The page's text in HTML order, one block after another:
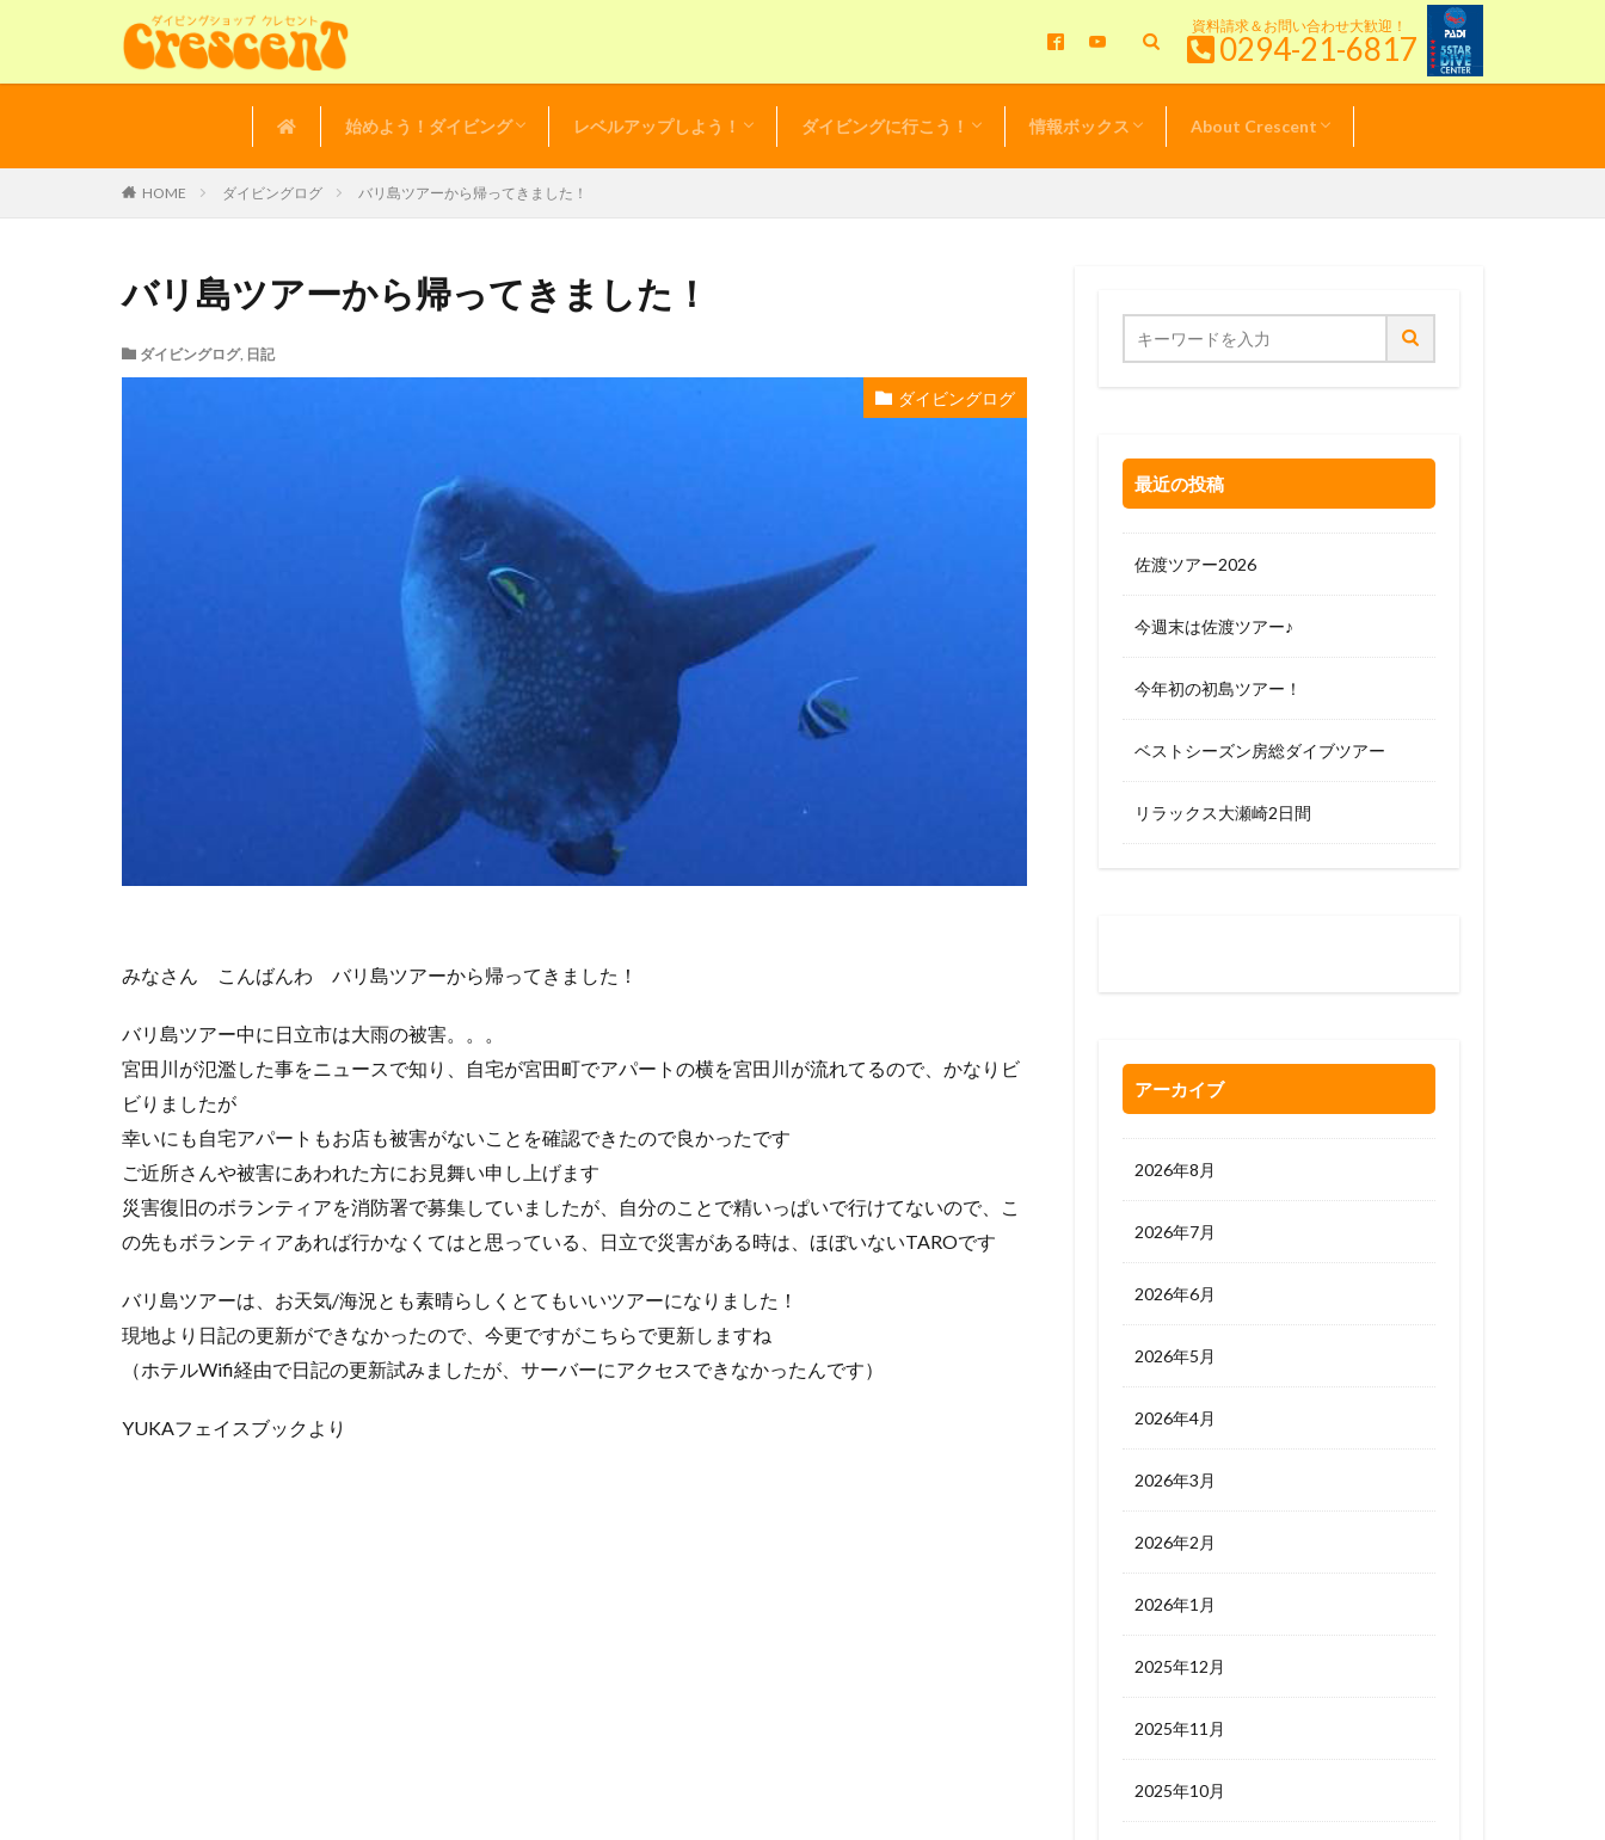
資料請求＆お問い合わせ大歓迎！
0294-21-6817
始めよう！ダイビング レベルアップしよう！ ダイビングに行こう！ 情報ボックス About Crescent
HOME ダイビングログ バリ島ツアーから帰ってきました！
バリ島ツアーから帰ってきました！
ダイビングログ, 日記
ダイビングログ
みなさん こんばんわ バリ島ツアーから帰ってきました！
バリ島ツアー中に日立市は大雨の被害。。。
宮田川が氾濫した事をニュースで知り、自宅が宮田町でアパートの横を宮田川が流れてるので、かなりビ
ビりましたが
幸いにも自宅アパートもお店も被害がないことを確認できたので良かったです
ご近所さんや被害にあわれた方にお見舞い申し上げます
災害復旧のボランティアを消防署で募集していましたが、自分のことで精いっぱいで行けてないので、こ
の先もボランティアあれば行かなくてはと思っている、日立で災害がある時は、ほぼいないTAROです
バリ島ツアーは、お天気/海況とも素晴らしくとてもいいツアーになりました！
現地より日記の更新ができなかったので、今更ですがこちらで更新しますね
（ホテルWifi経由で日記の更新試みましたが、サーバーにアクセスできなかったんです）
YUKAフェイスブックより
最近の投稿
佐渡ツアー2026
今週末は佐渡ツアー♪
今年初の初島ツアー！
ベストシーズン房総ダイブツアー
リラックス大瀬崎2日間
アーカイブ
2026年8月
2026年7月
2026年6月
2026年5月
2026年4月
2026年3月
2026年2月
2026年1月
2025年12月
2025年11月
2025年10月